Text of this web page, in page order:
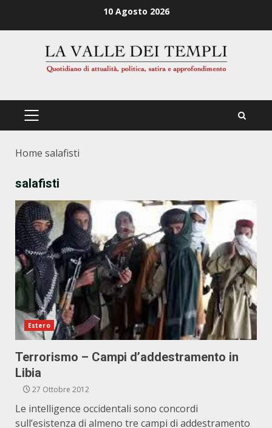
10 Agosto 2026
PRIMÄRES
Home salafisti
salafisti
Estero
Terrorismo – Campi d’addestramento in
Libia
27 Ottobre 2012
Le intelligence occidentali sono concordi
sull’esistenza di almeno tre campi di addestramento